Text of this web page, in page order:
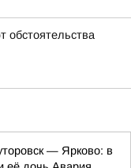
обстоятельства
— Ярково: в